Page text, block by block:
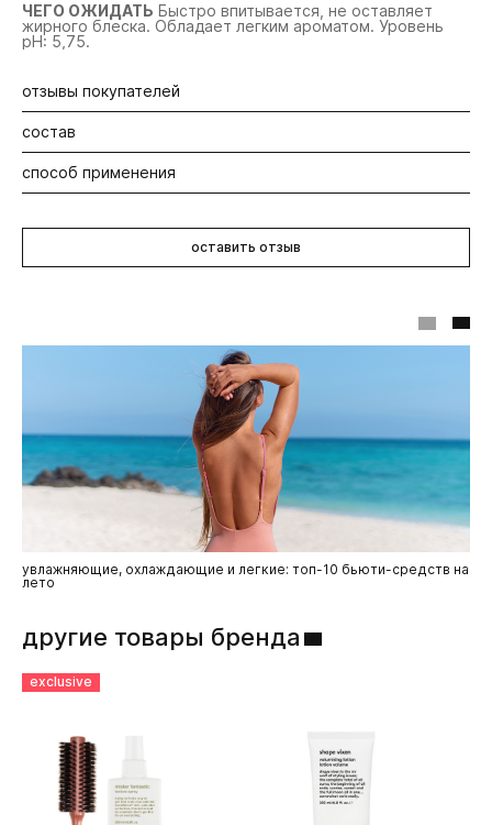
увлажняющие, охлаждающие и легкие: топ-10 бьюти-средств на
лето
другие товары бренда
exclusive
ЧЕГО ОЖИДАТЬ Быстро впитывается, не оставляет
жирного блеска. Обладает легким ароматом. Уровень
pН: 5,75.
отзывы покупателей
Будьте первыми! Оставьте отзыв об этом продукте
состав
Prunus amygdalus dulcis (sweet almond) oil, prunus persica
(peach) kernel oil, theobroma cacao (cocoa) seed butter,
способ применения
оставить отзыв